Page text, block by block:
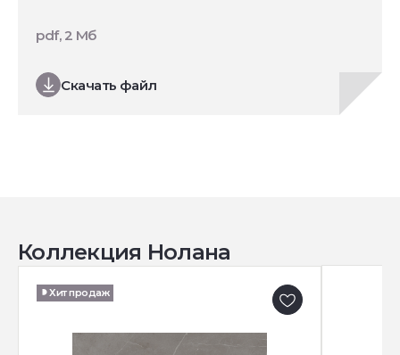
Скачать файл
pdf, 2 Мб
Коллекция Нолана
Хит продаж